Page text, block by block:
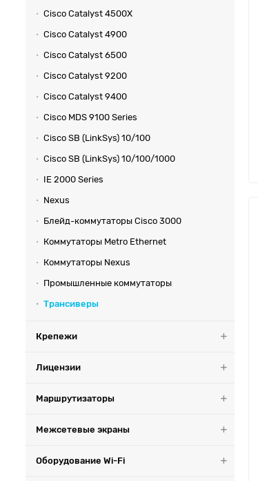
Cisco Catalyst 4500X
Cisco Catalyst 4900
Cisco Catalyst 6500
Cisco Catalyst 9200
Cisco Catalyst 9400
Cisco MDS 9100 Series
Cisco SB (LinkSys) 10/100
Cisco SB (LinkSys) 10/100/1000
IE 2000 Series
Nexus
Блейд-коммутаторы Cisco 3000
Коммутаторы Metro Ethernet
Коммутаторы Nexus
Промышленные коммутаторы
Трансиверы
Крепежи
Лицензии
Маршрутизаторы
Межсетевые экраны
Оборудование Wi-Fi